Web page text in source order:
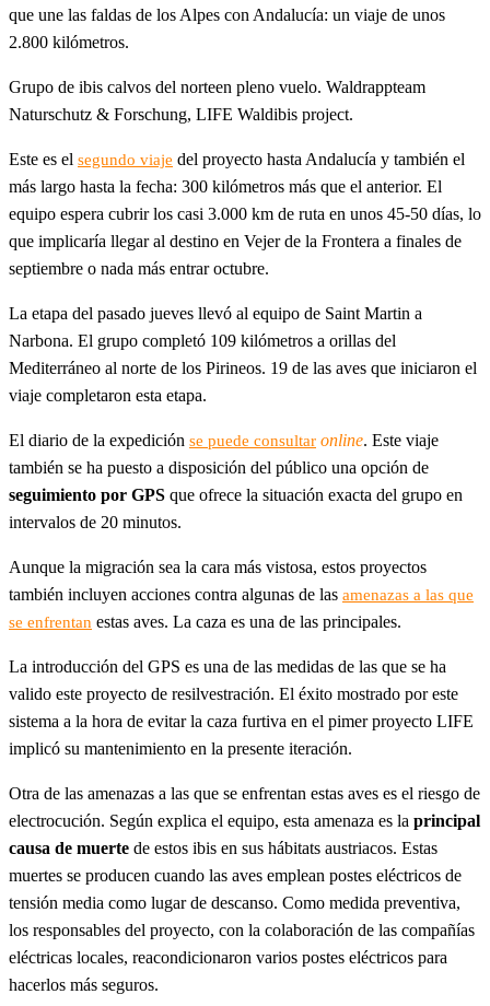
que une las faldas de los Alpes con Andalucía: un viaje de unos
2.800 kilómetros.
Grupo de ibis calvos del norteen pleno vuelo. Waldrappteam
Naturschutz & Forschung, LIFE Waldibis project.
Este es el segundo viaje del proyecto hasta Andalucía y también el
más largo hasta la fecha: 300 kilómetros más que el anterior. El
equipo espera cubrir los casi 3.000 km de ruta en unos 45-50 días, lo
que implicaría llegar al destino en Vejer de la Frontera a finales de
septiembre o nada más entrar octubre.
La etapa del pasado jueves llevó al equipo de Saint Martin a
Narbona. El grupo completó 109 kilómetros a orillas del
Mediterráneo al norte de los Pirineos. 19 de las aves que iniciaron el
viaje completaron esta etapa.
El diario de la expedición se puede consultar online. Este viaje
también se ha puesto a disposición del público una opción de
seguimiento por GPS que ofrece la situación exacta del grupo en
intervalos de 20 minutos.
Aunque la migración sea la cara más vistosa, estos proyectos
también incluyen acciones contra algunas de las amenazas a las que
se enfrentan estas aves. La caza es una de las principales.
La introducción del GPS es una de las medidas de las que se ha
valido este proyecto de resilvestración. El éxito mostrado por este
sistema a la hora de evitar la caza furtiva en el pimer proyecto LIFE
implicó su mantenimiento en la presente iteración.
Otra de las amenazas a las que se enfrentan estas aves es el riesgo de
electrocución. Según explica el equipo, esta amenaza es la principal
causa de muerte de estos ibis en sus hábitats austriacos. Estas
muertes se producen cuando las aves emplean postes eléctricos de
tensión media como lugar de descanso. Como medida preventiva,
los responsables del proyecto, con la colaboración de las compañías
eléctricas locales, reacondicionaron varios postes eléctricos para
hacerlos más seguros.